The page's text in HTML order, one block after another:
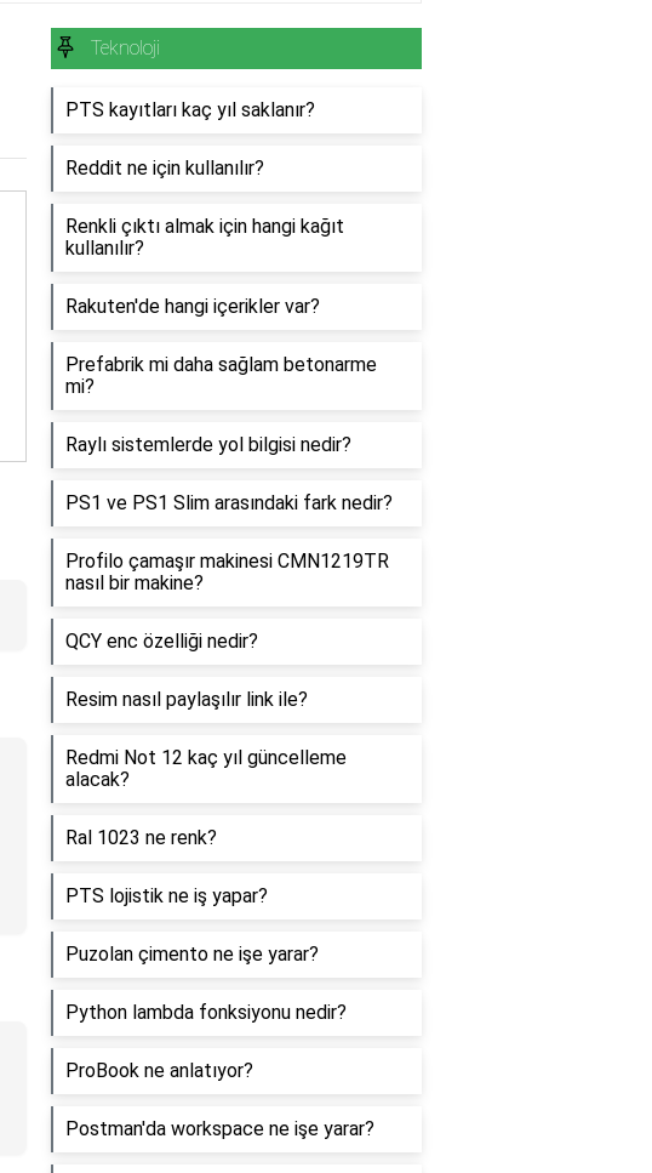
Teknoloji
PTS kayıtları kaç yıl saklanır?
Reddit ne için kullanılır?
Renkli çıktı almak için hangi kağıt
kullanılır?
Rakuten'de hangi içerikler var?
Prefabrik mi daha sağlam betonarme
mi?
Raylı sistemlerde yol bilgisi nedir?
PS1 ve PS1 Slim arasındaki fark nedir?
Profilo çamaşır makinesi CMN1219TR
nasıl bir makine?
QCY enc özelliği nedir?
Resim nasıl paylaşılır link ile?
Redmi Not 12 kaç yıl güncelleme
alacak?
Ral 1023 ne renk?
PTS lojistik ne iş yapar?
Puzolan çimento ne işe yarar?
Python lambda fonksiyonu nedir?
ProBook ne anlatıyor?
Postman'da workspace ne işe yarar?